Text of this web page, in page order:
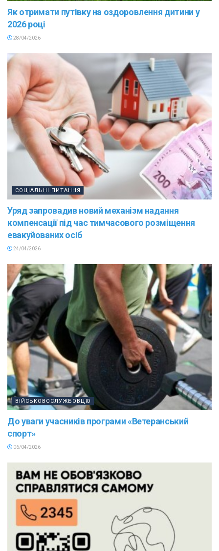
Як отримати путівку на оздоровлення дитини у
2026 році
28/04/2026
СОЦІАЛЬНІ ПИТАННЯ
Уряд запровадив новий механізм надання
компенсації під час тимчасового розміщення
евакуйованих осіб
24/04/2026
ВІЙСЬКОВОСЛУЖБОВЦЮ
До уваги учасників програми «Ветеранський
спорт»
06/04/2026